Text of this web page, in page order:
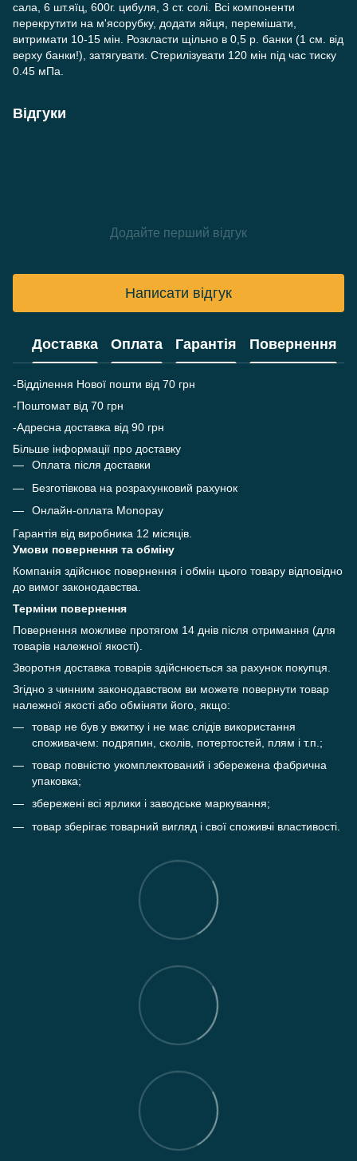
сала, 6 шт.яїц, 600г. цибуля, 3 ст. солі. Всі компоненти
перекрутити на м'ясорубку, додати яйця, перемішати,
витримати 10-15 мін. Розкласти щільно в 0,5 р. банки (1 см. від
верху банки!), затягувати. Стерилізувати 120 мін під час тиску
0.45 мПа.
Відгуки
Додайте перший відгук
Написати відгук
Доставка Оплата Гарантія Повернення
-Відділення Нової пошти від 70 грн
-Поштомат від 70 грн
-Адресна доставка від 90 грн
Більше інформації про доставку
Оплата після доставки
Безготівкова на розрахунковий рахунок
Онлайн-оплата Monopay
Гарантія від виробника 12 місяців.
Умови повернення та обміну
Компанія здійснює повернення і обмін цього товару відповідно
до вимог законодавства.
Терміни повернення
Повернення можливе протягом 14 днів після отримання (для
товарів належної якості).
Зворотня доставка товарів здійснюється за рахунок покупця.
Згідно з чинним законодавством ви можете повернути товар
належної якості або обміняти його, якщо:
товар не був у вжитку і не має слідів використання
споживачем: подряпин, сколів, потертостей, плям і т.п.;
товар повністю укомплектований і збережена фабрична
упаковка;
збережені всі ярлики і заводське маркування;
товар зберігає товарний вигляд і свої споживчі властивості.